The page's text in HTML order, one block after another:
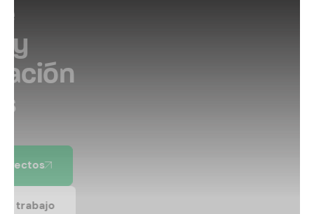
comercialización
Ver Proyectos
Líneas de trabajo